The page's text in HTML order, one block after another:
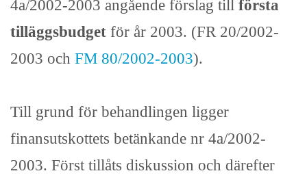
4a/2002-2003 angående förslag till första
tilläggsbudget för år 2003. (FR 20/2002-
2003 och FM 80/2002-2003).
Till grund för behandlingen ligger
finansutskottets betänkande nr 4a/2002-
2003. Först tillåts diskussion och därefter